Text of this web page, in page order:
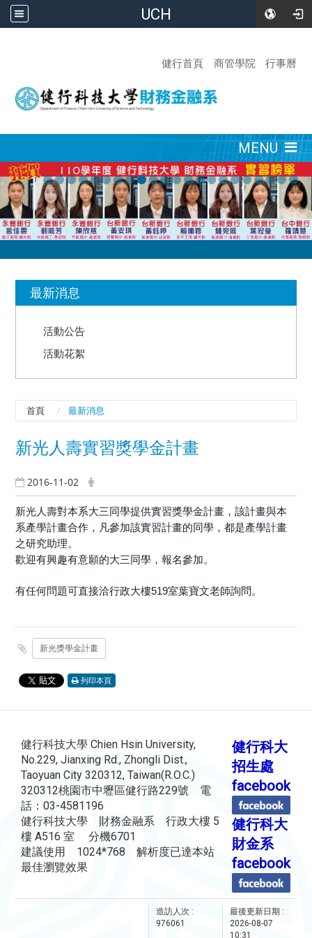
UCH
健行首頁
商管學院 行事曆
MENU
最新消息
活動公告
活動花絮
首頁 最新消息
新光人壽實習獎學金計畫
2016-11-02
新光人壽對本系大三同學提供實習獎學金計畫，該計畫與本
系產學計畫合作，凡參加該實習計畫的同學，都是產學計畫
之研究助理。
歡迎有興趣有意願的大三同學，報名參加。
有任何問題可直接洽行政大樓519室葉寶文老師詢問。
新光獎學金計畫
列印本頁
健行科技大學 Chien Hsin University,
No.229, Jianxing Rd., Zhongli Dist.,
Taoyuan City 320312, Taiwan(R.O.C.)
320312桃園市中壢區健行路229號 電
話：03-4581196
健行科技大學 財務金融系 行政大樓 5
樓 A516 室 分機6701
建議使用 1024*768 解析度已達本站
最佳瀏覽效果
健行科大
招生處
facebook
健行科大
財金系
facebook
造訪人次 :
976061
最後更新日期 :
2026-08-07
10:31